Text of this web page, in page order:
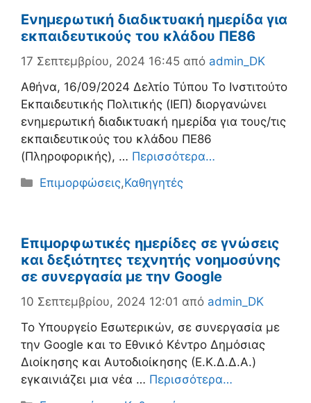
Ενημερωτική διαδικτυακή ημερίδα για
εκπαιδευτικούς του κλάδου ΠΕ86
17 Σεπτεμβρίου, 2024 16:45 από admin_DK
Αθήνα, 16/09/2024 Δελτίο Τύπου Το Ινστιτούτο
Εκπαιδευτικής Πολιτικής (ΙΕΠ) διοργανώνει
ενημερωτική διαδικτυακή ημερίδα για τους/τις
εκπαιδευτικούς του κλάδου ΠΕ86
(Πληροφορικής), … Περισσότερα…
Κατηγορίες
Επιμορφώσεις,Καθηγητές
Επιμορφωτικές ημερίδες σε γνώσεις
και δεξιότητες τεχνητής νοημοσύνης
σε συνεργασία με την Google
10 Σεπτεμβρίου, 2024 12:01 από admin_DK
Το Υπουργείο Εσωτερικών, σε συνεργασία με
την Google και το Εθνικό Κέντρο Δημόσιας
Διοίκησης και Αυτοδιοίκησης (Ε.Κ.Δ.Δ.Α.)
εγκαινιάζει μια νέα … Περισσότερα…